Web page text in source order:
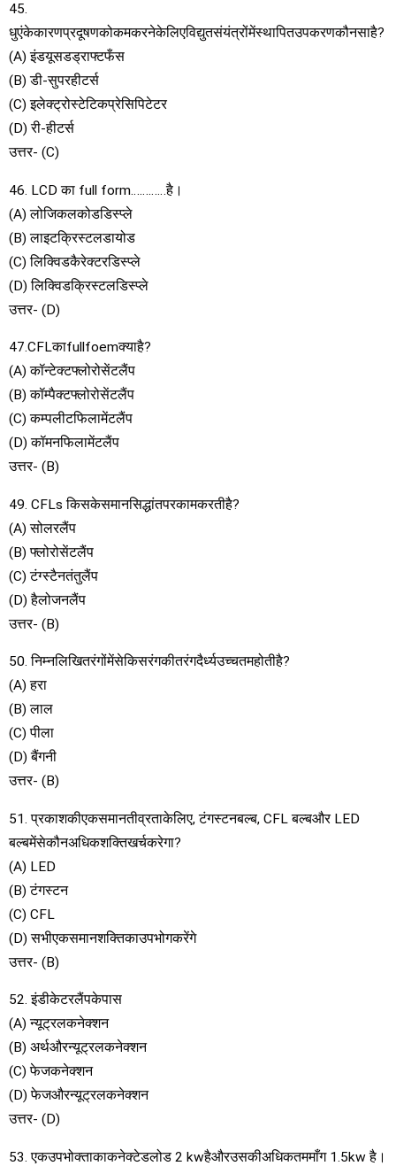
45.
धुएंकेकारणप्रदूषणकोकमकरनेकेलिएविद्युतसंयंत्रोंमेंस्थापितउपकरणकौनसाहै?
(A) इंडयूसडड्राफ्टफँस
(B) डी-सुपरहीटर्स
(C) इलेक्ट्रोस्टेटिकप्रेसिपिटेटर
(D) री-हीटर्स
उत्तर- (C)
46. LCD का full form…………है।
(A) लोजिकलकोडडिस्प्ले
(B) लाइटक्रिस्टलडायोड
(C) लिक्विडकैरेक्टरडिस्प्ले
(D) लिक्विडक्रिस्टलडिस्प्ले
उत्तर- (D)
47.CFLकाfullfoemक्याहै?
(A) कॉन्टेक्टफ्लोरोसेंटलैंप
(B) कॉम्पैक्टफ्लोरोसेंटलैंप
(C) कम्पलीटफिलामेंटलैंप
(D) कॉमनफिलामेंटलैंप
उत्तर- (B)
49. CFLs किसकेसमानसिद्धांतपरकामकरतीहै?
(A) सोलरलैंप
(B) फ्लोरोसेंटलैंप
(C) टंग्स्टैनतंतुलैंप
(D) हैलोजनलैंप
उत्तर- (B)
50. निम्नलिखितरंगोंमेंसेकिसरंगकीतरंगदैर्ध्यउच्चतमहोतीहै?
(A) हरा
(B) लाल
(C) पीला
(D) बैंगनी
उत्तर- (B)
51. प्रकाशकीएकसमानतीव्रताकेलिए, टंगस्टनबल्ब, CFL बल्बऔर LED
बल्बमेंसेकौनअधिकशक्तिखर्चकरेगा?
(A) LED
(B) टंगस्टन
(C) CFL
(D) सभीएकसमानशक्तिकाउपभोगकरेंगे
उत्तर- (B)
52. इंडीकेटरलैंपकेपास
(A) न्यूट्रलकनेक्शन
(B) अर्थऔरन्यूट्रलकनेक्शन
(C) फेजकनेक्शन
(D) फेजऔरन्यूट्रलकनेक्शन
उत्तर- (D)
53. एकउपभोक्ताकाकनेक्टेडलोड 2 kwहैऔरउसकीअधिकतममाँग 1.5kw है।